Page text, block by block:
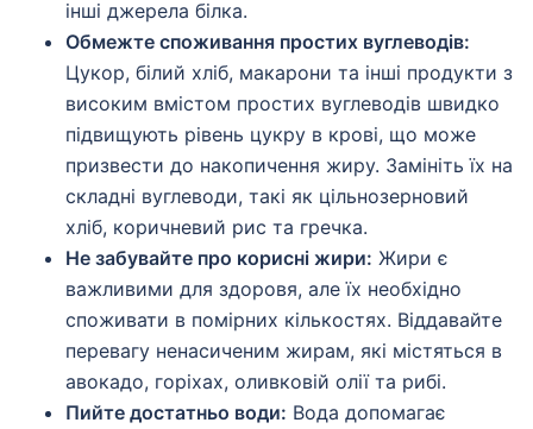
інші джерела білка.
Обмежте споживання простих вуглеводів:
Цукор, білий хліб, макарони та інші продукти з
високим вмістом простих вуглеводів швидко
підвищують рівень цукру в крові, що може
призвести до накопичення жиру. Замініть їх на
складні вуглеводи, такі як цільнозерновий
хліб, коричневий рис та гречка.
Не забувайте про корисні жири: Жири є
важливими для здоровя, але їх необхідно
споживати в помірних кількостях. Віддавайте
перевагу ненасиченим жирам, які містяться в
авокадо, горіхах, оливковій олії та рибі.
Пийте достатньо води: Вода допомагає